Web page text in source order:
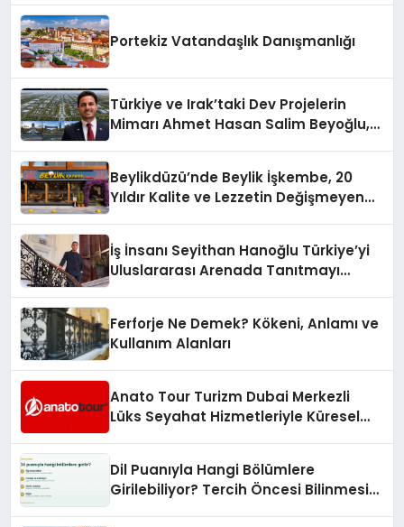
Portekiz Vatandaşlık Danışmanlığı
Türkiye ve Irak’taki Dev Projelerin
Mimarı Ahmet Hasan Salim Beyoğlu,
Hayata Geçirecek
Beylikdüzü’nde Beylik İşkembe, 20
Yıldır Kalite ve Lezzetin Değişmeyen
İş İnsanı Seyithan Hanoğlu Türkiye’yi
Uluslararası Arenada Tanıtmayı
Ferforje Ne Demek? Kökeni, Anlamı ve
Kullanım Alanları
Anato Tour Turizm Dubai Merkezli
Lüks Seyahat Hizmetleriyle Küresel
Dil Puanıyla Hangi Bölümlere
Girilebiliyor? Tercih Öncesi Bilinmesi